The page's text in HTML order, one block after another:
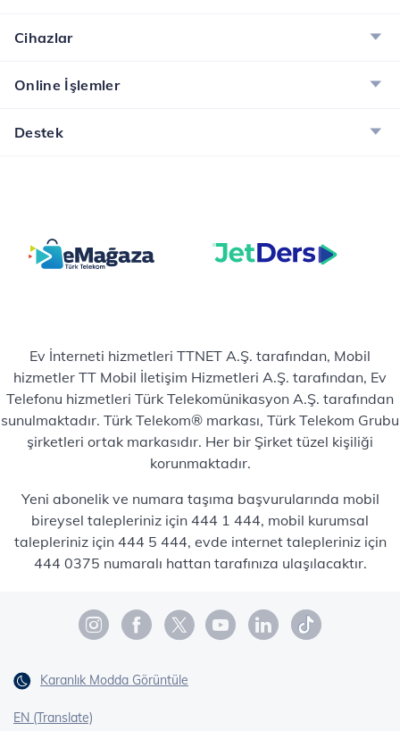
Cihazlar
Online İşlemler
Destek
Ev İnterneti hizmetleri TTNET A.Ş. tarafından, Mobil
hizmetler TT Mobil İletişim Hizmetleri A.Ş. tarafından, Ev
Telefonu hizmetleri Türk Telekomünikasyon A.Ş. tarafından
sunulmaktadır. Türk Telekom® markası, Türk Telekom Grubu
şirketleri ortak markasıdır. Her bir Şirket tüzel kişiliği
korunmaktadır.
Yeni abonelik ve numara taşıma başvurularında mobil
bireysel talepleriniz için 444 1 444, mobil kurumsal
talepleriniz için 444 5 444, evde internet talepleriniz için
444 0375 numaralı hattan tarafınıza ulaşılacaktır.
Karanlık Modda Görüntüle
EN (Translate)